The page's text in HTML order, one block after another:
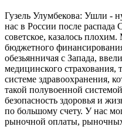
Гузель Улумбекова: Ушли -
нас в России после распада
советское, казалось
бюджетного
обезьянничая с Запада,
медицинского страхования,
системе здравоохранения,
такой полувоенной
безопасность здоровья и
по большому счету. У нас
рыночной оплаты,